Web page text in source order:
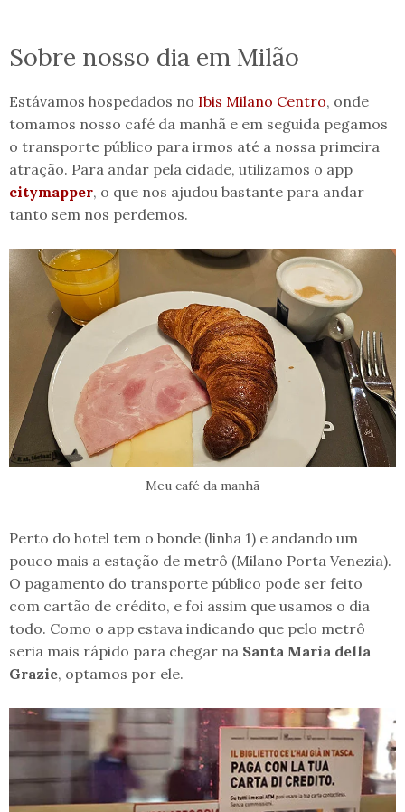
Sobre nosso dia em Milão
Estávamos hospedados no Ibis Milano Centro, onde
tomamos nosso café da manhã e em seguida pegamos
o transporte público para irmos até a nossa primeira
atração. Para andar pela cidade, utilizamos o app
citymapper, o que nos ajudou bastante para andar
tanto sem nos perdemos.
Meu café da manhã
Perto do hotel tem o bonde (linha 1) e andando um
pouco mais a estação de metrô (Milano Porta Venezia).
O pagamento do transporte público pode ser feito
com cartão de crédito, e foi assim que usamos o dia
todo. Como o app estava indicando que pelo metrô
seria mais rápido para chegar na Santa Maria della
Grazie, optamos por ele.